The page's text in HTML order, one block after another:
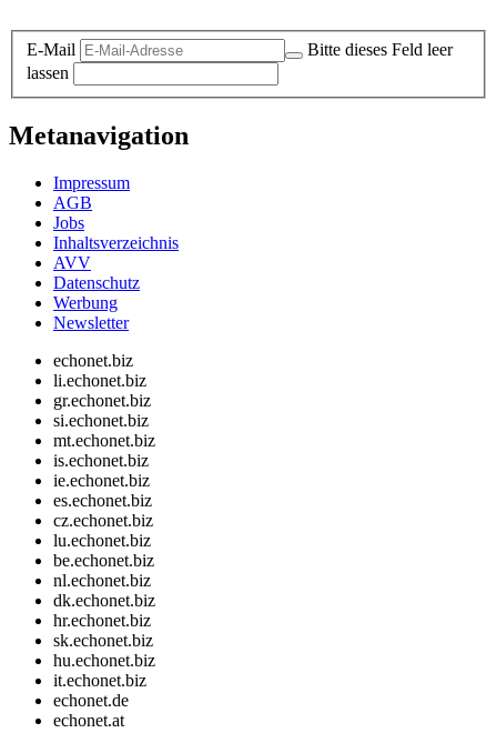
E-Mail
Bitte dieses Feld leer
lassen
Metanavigation
Impressum
AGB
Jobs
Inhaltsverzeichnis
AVV
Datenschutz
Werbung
Newsletter
echonet.biz
li.echonet.biz
gr.echonet.biz
si.echonet.biz
mt.echonet.biz
is.echonet.biz
ie.echonet.biz
es.echonet.biz
cz.echonet.biz
lu.echonet.biz
be.echonet.biz
nl.echonet.biz
dk.echonet.biz
hr.echonet.biz
sk.echonet.biz
hu.echonet.biz
it.echonet.biz
echonet.de
echonet.at